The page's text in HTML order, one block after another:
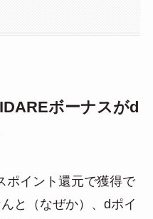
ボーナスがd
ポイント還元で獲得で
と（なぜか）、dポイ